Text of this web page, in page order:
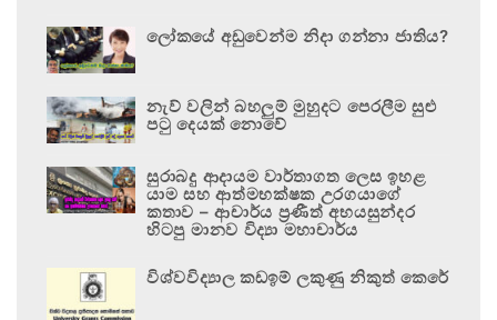
ලෝකයේ අඩුවෙන්ම නිදා ගන්නා ජාතිය?
නැව් වලින් බහලුම් මුහුදට පෙරලීම සුළු
පටු දෙයක් නොවේ
සුරාබදු ආදායම වාර්තාගත ලෙස ඉහළ
යාම සහ ආත්මභක්ෂක උරගයාගේ
කතාව – ආචාර්ය ප්‍රණීත් අභයසුන්දර
හිටපු මානව විද්‍යා මහාචාර්ය
විශ්වවිද්‍යාල කඩඉම් ලකුණු නිකුත් කෙරේ